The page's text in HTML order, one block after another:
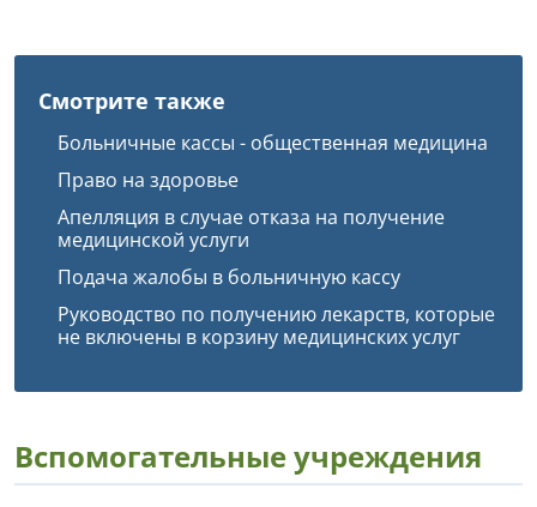
Смотрите также
Больничные кассы - общественная медицина
Право на здоровье
Апелляция в случае отказа на получение
медицинской услуги
Подача жалобы в больничную кассу
Руководство по получению лекарств, которые
не включены в корзину медицинских услуг
Вспомогательные учреждения